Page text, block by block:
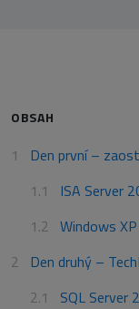
OBSAH
Den první –
ISA Server
Windows
Den druhý –
SQL Server